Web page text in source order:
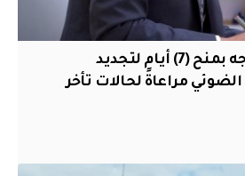
وزير الاتصالات يوجه بمنح (7) أيام لتجديد
مراعاةً لحالات تأخر